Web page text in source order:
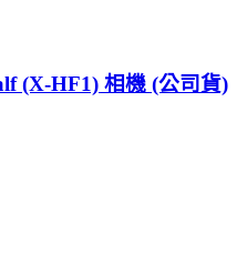
(X-HF1) 相機 (公司貨)